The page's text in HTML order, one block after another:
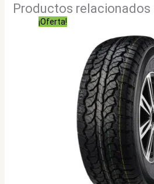
Productos relacionados
¡Oferta!